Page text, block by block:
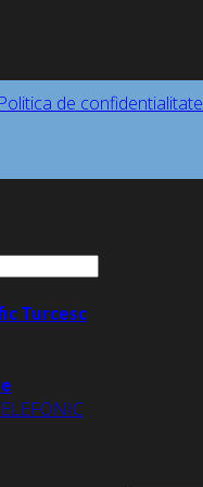
Politica de confidentialitate
Turcesc